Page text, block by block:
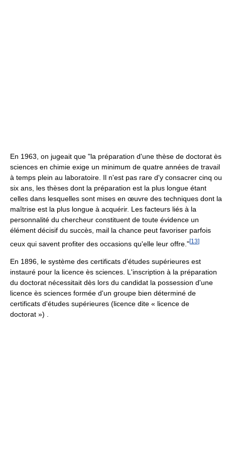
En 1963, on jugeait que "la préparation d'une thèse de doctorat ès
sciences en chimie exige un minimum de quatre années de travail
à temps plein au laboratoire. Il n'est pas rare d'y consacrer cinq ou
six ans, les thèses dont la préparation est la plus longue étant
celles dans lesquelles sont mises en œuvre des techniques dont la
maîtrise est la plus longue à acquérir. Les facteurs liés à la
personnalité du chercheur constituent de toute évidence un
élément décisif du succès, mail la chance peut favoriser parfois
ceux qui savent profiter des occasions qu'elle leur offre."[13]
En 1896, le système des certificats d'études supérieures est
instauré pour la licence ès sciences. L'inscription à la préparation
du doctorat nécessitait dès lors du candidat la possession d'une
licence ès sciences formée d'un groupe bien déterminé de
certificats d'études supérieures (licence dite « licence de
doctorat ») .